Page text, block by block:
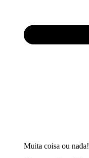
Muita coisa ou nada!